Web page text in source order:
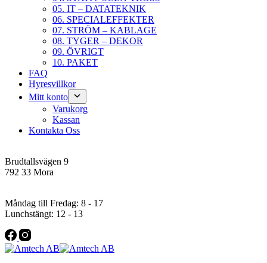
05. IT – DATATEKNIK
06. SPECIALEFFEKTER
07. STRÖM – KABLAGE
08. TYGER – DEKOR
09. ÖVRIGT
10. PAKET
FAQ
Hyresvillkor
Mitt konto
Varukorg
Kassan
Kontakta Oss
Brudtallsvägen 9
792 33 Mora
Måndag till Fredag: 8 - 17
Lunchstängt: 12 - 13